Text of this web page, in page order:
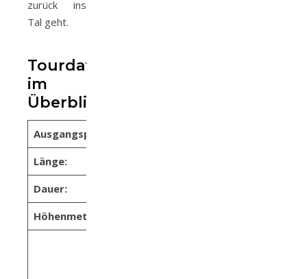
zurück ins
Tal geht.
Tourdaten
im
Überblick
Ausgangspunkt:
Länge:
Dauer:
Höhenmeter: